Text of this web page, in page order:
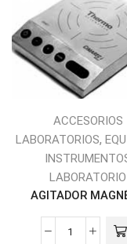
ACCESORIOS
LABORATORIOS,
LABORATORIO
AGITADOR